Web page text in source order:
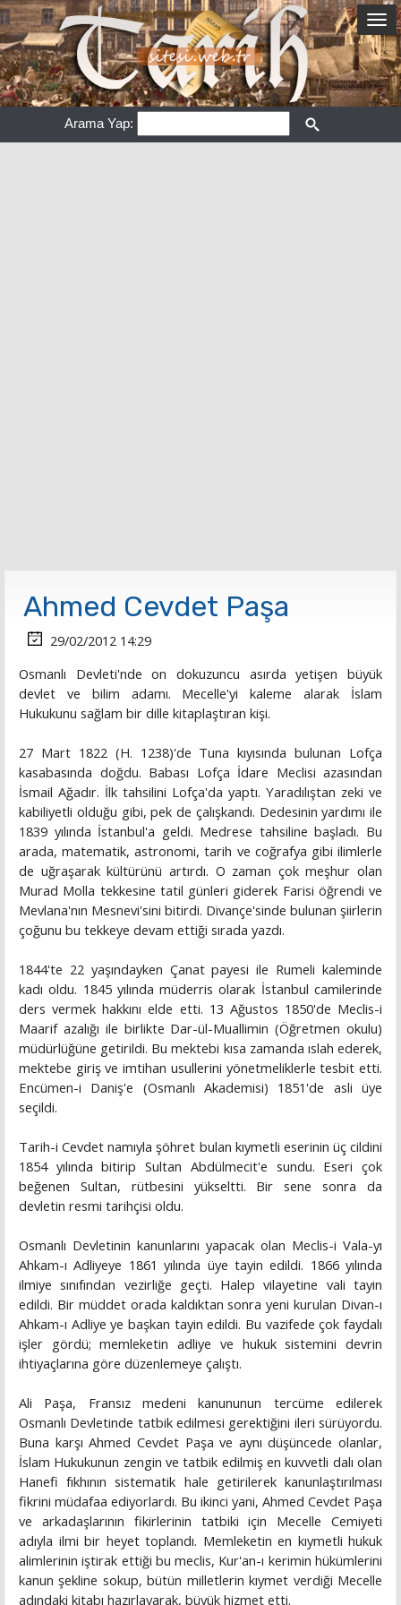
Arama Yap:
Ahmed Cevdet Paşa
29/02/2012 14:29
Osmanlı Devleti'nde on dokuzuncu asırda yetişen büyük
devlet ve bilim adamı. Mecelle'yi kaleme alarak İslam
Hukukunu sağlam bir dille kitaplaştıran kişi.
27 Mart 1822 (H. 1238)'de Tuna kıyısında bulunan Lofça
kasabasında doğdu. Babası Lofça İdare Meclisi azasından
İsmail Ağadır. İlk tahsilini Lofça'da yaptı. Yaradılıştan zeki ve
kabiliyetli olduğu gibi, pek de çalışkandı. Dedesinin yardımı ile
1839 yılında İstanbul'a geldi. Medrese tahsiline başladı. Bu
arada, matematik, astronomi, tarih ve coğrafya gibi ilimlerle
de uğraşarak kültürünü artırdı. O zaman çok meşhur olan
Murad Molla tekkesine tatil günleri giderek Farisi öğrendi ve
Mevlana'nın Mesnevi'sini bitirdi. Divançe'sinde bulunan şiirlerin
çoğunu bu tekkeye devam ettiği sırada yazdı.
1844'te 22 yaşındayken Çanat payesi ile Rumeli kaleminde
kadı oldu. 1845 yılında müderris olarak İstanbul camilerinde
ders vermek hakkını elde etti. 13 Ağustos 1850'de Meclis-i
Maarif azalığı ile birlikte Dar-ül-Muallimin (Öğretmen okulu)
müdürlüğüne getirildi. Bu mektebi kısa zamanda ıslah ederek,
mektebe giriş ve imtihan usullerini yönetmeliklerle tesbit etti.
Encümen-i Daniş'e (Osmanlı Akademisi) 1851'de asli üye
seçildi.
Tarih-i Cevdet namıyla şöhret bulan kıymetli eserinin üç cildini
1854 yılında bitirip Sultan Abdülmecit'e sundu. Eseri çok
beğenen Sultan, rütbesini yükseltti. Bir sene sonra da
devletin resmi tarihçisi oldu.
Osmanlı Devletinin kanunlarını yapacak olan Meclis-i Vala-yı
Ahkam-ı Adliyeye 1861 yılında üye tayin edildi. 1866 yılında
ilmiye sınıfından vezirliğe geçti. Halep vilayetine vali tayin
edildi. Bir müddet orada kaldıktan sonra yeni kurulan Divan-ı
Ahkam-ı Adliye ye başkan tayin edildi. Bu vazifede çok faydalı
işler gördü; memleketin adliye ve hukuk sistemini devrin
ihtiyaçlarına göre düzenlemeye çalıştı.
Ali Paşa, Fransız medeni kanununun tercüme edilerek
Osmanlı Devletinde tatbik edilmesi gerektiğini ileri sürüyordu.
Buna karşı Ahmed Cevdet Paşa ve aynı düşüncede olanlar,
İslam Hukukunun zengin ve tatbik edilmiş en kuvvetli dalı olan
Hanefi fıkhının sistematik hale getirilerek kanunlaştırılması
fikrini müdafaa ediyorlardı. Bu ikinci yani, Ahmed Cevdet Paşa
ve arkadaşlarının fikirlerinin tatbiki için Mecelle Cemiyeti
adıyla ilmi bir heyet toplandı. Memleketin en kıymetli hukuk
alimlerinin iştirak ettiği bu meclis, Kur'an-ı kerimin hükümlerini
kanun şekline sokup, bütün milletlerin kıymet verdiği Mecelle
adındaki kitabı hazırlayarak, büyük hizmet etti.